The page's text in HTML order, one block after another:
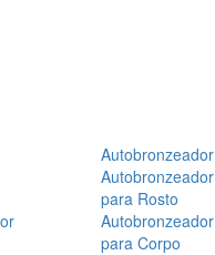
Autobronzeador
Autobronzeador
para Rosto
Autobronzeador
para Corpo